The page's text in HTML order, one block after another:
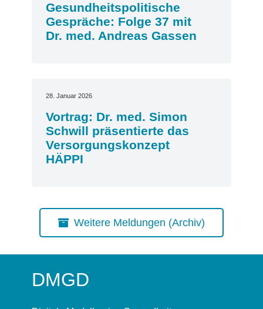
Gesundheitspolitische
Gespräche: Folge 37 mit
Dr. med. Andreas Gassen
28. Januar 2026
Vortrag: Dr. med. Simon
Schwill präsentierte das
Versorgungskonzept
HÄPPI
Weitere Meldungen (Archiv)
DMGD